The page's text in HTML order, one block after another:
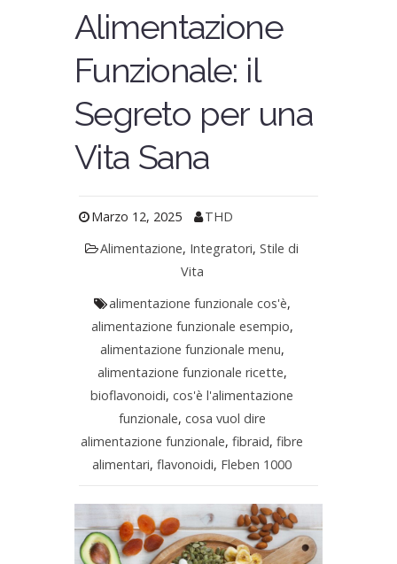
Alimentazione
Funzionale: il
Segreto per una
Vita Sana
Marzo 12, 2025
THD
Alimentazione, Integratori,Stile di
Vita
alimentazione funzionale cos'è,
alimentazione funzionale esempio,
alimentazione funzionale menu,
alimentazione funzionale ricette,
bioflavonoidi,cos'è l'alimentazione
funzionale, cosa vuol dire
alimentazione funzionale,fibraid,fibre
alimentari,flavonoidi, Fleben 1000